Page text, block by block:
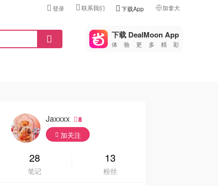
登录 联系我们 下载App 加拿大
🇺🇸
美国
🇨🇳中国
🇮🇹
🇦🇺
下载 DealMoon App
体验更多精彩
Jaxxxx 8
加关注
28
笔记
13
粉丝